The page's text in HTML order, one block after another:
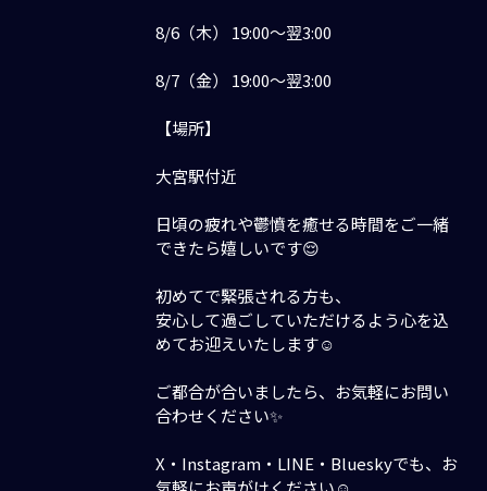
8/6（木） 19:00〜翌3:00
8/7（金） 19:00〜翌3:00
【場所】
大宮駅付近
日頃の疲れや鬱憤を癒せる時間をご一緒
できたら嬉しいです😌
初めてで緊張される方も、
安心して過ごしていただけるよう心を込
めてお迎えいたします☺️
ご都合が合いましたら、お気軽にお問い
合わせください✨
X・Instagram・LINE・Blueskyでも、お